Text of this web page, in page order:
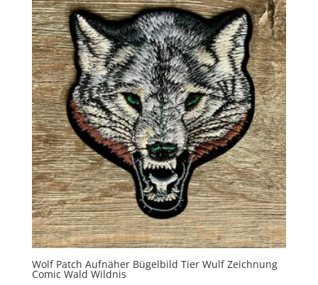
Wolf Patch Aufnäher Bügelbild Tier Wulf Zeichnung
Comic Wald Wildnis